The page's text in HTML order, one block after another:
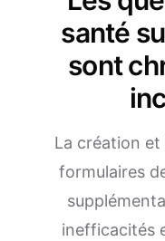
santé
sont
La création et
formulaires
inefficacités